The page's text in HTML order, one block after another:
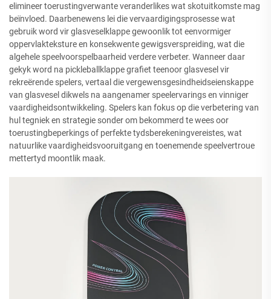
elimineer toerustingverwante veranderlikes wat skotuitkomste mag
beïnvloed. Daarbenewens lei die vervaardigingsprosesse wat
gebruik word vir glasveselklappe gewoonlik tot eenvormiger
oppervlakteksture en konsekwente gewigsverspreiding, wat die
algehele speelvoorspelbaarheid verdere verbeter. Wanneer daar
gekyk word na pickleballklappe grafiet teenoor glasvesel vir
rekreërende spelers, vertaal die vergewensgesindheidseienskappe
van glasvesel dikwels na aangenamer speelervarings en vinniger
vaardigheidsontwikkeling. Spelers kan fokus op die verbetering van
hul tegniek en strategie sonder om bekommerd te wees oor
toerustingbeperkings of perfekte tydsberekeningvereistes, wat
natuurlike vaardigheidsvooruitgang en toenemende speelvertroue
mettertyd moontlik maak.